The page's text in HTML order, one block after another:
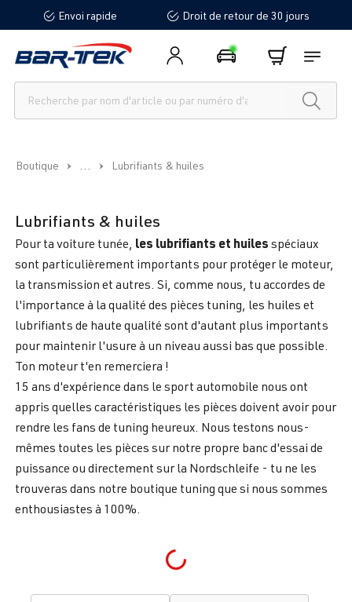
principalEnvoi rapide Droit de retour de 30 jours
Boutique ... Lubrifiants & huiles
Lubrifiants & huiles
Pour ta voiture tunée, les lubrifiants et huiles spéciaux
sont particulièrement importants pour protéger le moteur,
la transmission et autres. Si, comme nous, tu accordes de
l'importance à la qualité des pièces tuning, les huiles et
lubrifiants de haute qualité sont d'autant plus importants
pour maintenir l'usure à un niveau aussi bas que possible.
Ton moteur t'en remerciera !
15 ans d'expérience dans le sport automobile nous ont
appris quelles caractéristiques les pièces doivent avoir pour
rendre les fans de tuning heureux. Nous testons nous-
mêmes toutes les pièces sur notre propre banc d'essai de
puissance ou directement sur la Nordschleife - tu ne les
trouveras dans notre boutique tuning que si nous sommes
enthousiastes à 100%.
Loading...